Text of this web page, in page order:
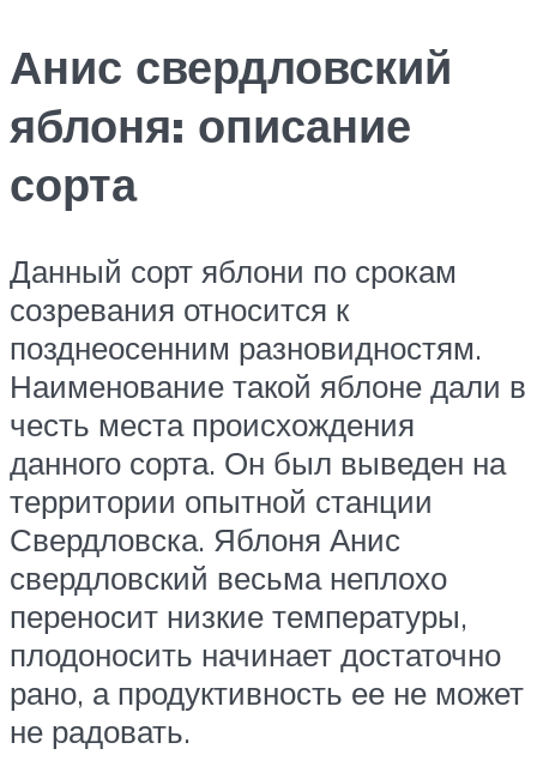
Анис свердловский
яблоня: описание
сорта
Данный сорт яблони по срокам
созревания относится к
позднеосенним разновидностям.
Наименование такой яблоне дали в
честь места происхождения
данного сорта. Он был выведен на
территории опытной станции
Свердловска. Яблоня Анис
свердловский весьма неплохо
переносит низкие температуры,
плодоносить начинает достаточно
рано, а продуктивность ее не может
не радовать.